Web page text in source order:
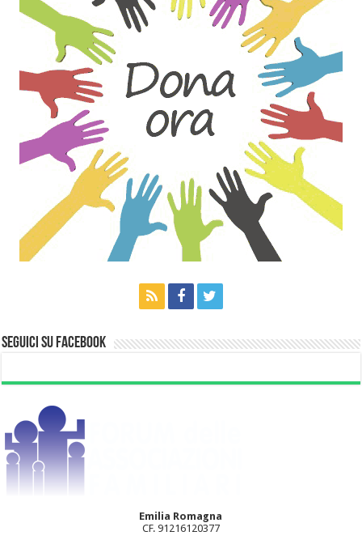
Seguici su Facebook
Emilia Romagna
CF. 91216120377